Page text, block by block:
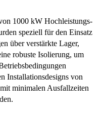
1000 kW Hochleistungs-
speziell für den Einsatz
über verstärkte Lager,
robuste Isolierung, um
Installationsdesigns von
minimalen Ausfallzeiten